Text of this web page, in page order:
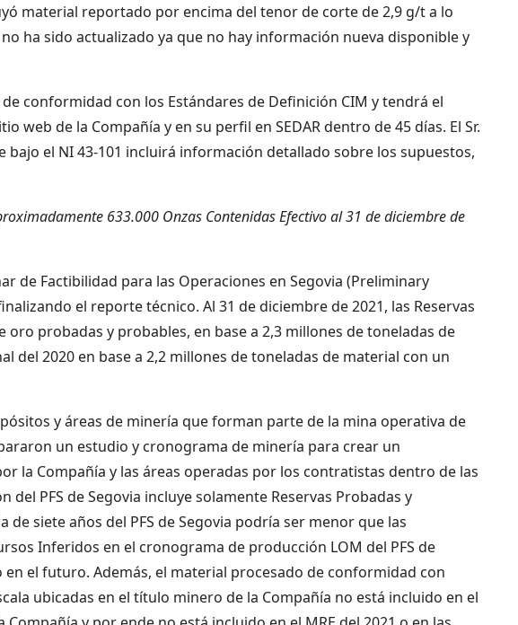
material reportado por encima del tenor de corte de 2,9 g/t a lo
ha sido actualizado ya que no hay información nueva disponible y
conformidad con los Estándares de Definición CIM y tendrá el
de la Compañía y en su perfil en SEDAR dentro de 45 días. El Sr.
el NI 43-101 incluirá información detallado sobre los supuestos,
633.000 Onzas Contenidas Efectivo al 31 de diciembre de
de Factibilidad para las Operaciones en Segovia (Preliminary
el reporte técnico. Al 31 de diciembre de 2021, las Reservas
probadas y probables, en base a 2,3 millones de toneladas de
del 2020 en base a 2,2 millones de toneladas de material con un
y áreas de minería que forman parte de la mina operativa de
un estudio y cronograma de minería para crear un
la Compañía y las áreas operadas por los contratistas dentro de las
PFS de Segovia incluye solamente Reservas Probadas y
siete años del PFS de Segovia podría ser menor que las
Inferidos en el cronograma de producción LOM del PFS de
el futuro. Además, el material procesado de conformidad con
ubicadas en el título minero de la Compañía no está incluido en el